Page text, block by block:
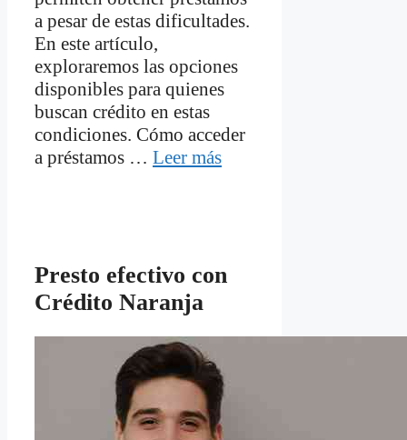
a pesar de estas dificultades.
En este artículo,
exploraremos las opciones
disponibles para quienes
buscan crédito en estas
condiciones. Cómo acceder
a préstamos … Leer más
Presto efectivo con
Crédito Naranja